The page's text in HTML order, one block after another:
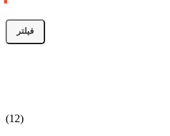
فیلتر
(12)